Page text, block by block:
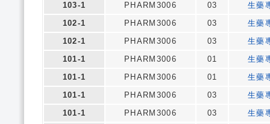
103-1
PHARM3006 03
生藥
102-1
PHARM3006 03
生藥
102-1
PHARM3006 03
生藥
101-1
PHARM3006 01
生藥
101-1
PHARM3006 01
生藥
101-1
PHARM3006 03
生藥
101-1
PHARM3006 03
生藥